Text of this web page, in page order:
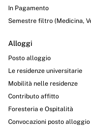
In Pagamento
Semestre filtro (Medicina,
Alloggi
Posto alloggio
Le residenze universitarie
Mobilità nelle residenze
Contributo affitto
Foresteria e Ospitalità
Convocazioni posto alloggio